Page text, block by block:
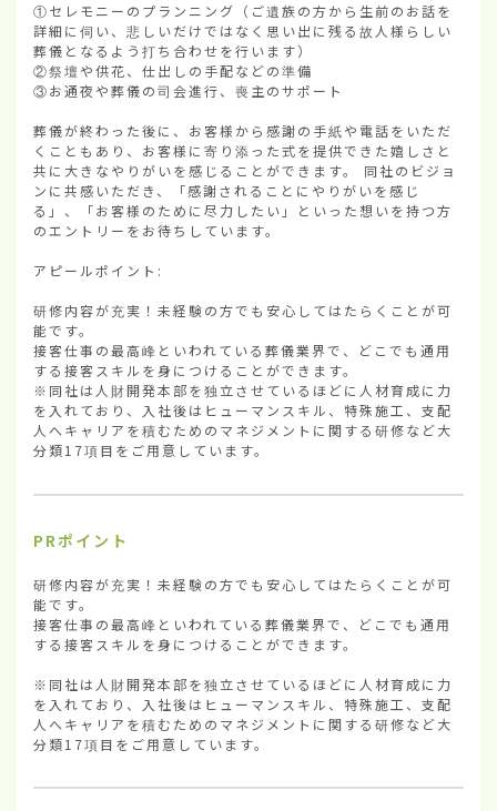
①セレモニーのプランニング（ご遺族の方から生前のお話を
詳細に伺い、悲しいだけではなく思い出に残る故人様らしい
葬儀となるよう打ち合わせを行います）
②祭壇や供花、仕出しの手配などの準備
③お通夜や葬儀の司会進行、喪主のサポート
葬儀が終わった後に、お客様から感謝の手紙や電話をいただ
くこともあり、お客様に寄り添った式を提供できた嬉しさと
共に大きなやりがいを感じることができます。 同社のビジョ
ンに共感いただき、「感謝されることにやりがいを感じ
る」、「お客様のために尽力したい」といった想いを持つ方
のエントリーをお待ちしています。
アピールポイント:
研修内容が充実！未経験の方でも安心してはたらくことが可
能です。
接客仕事の最高峰といわれている葬儀業界で、どこでも通用
する接客スキルを身につけることができます。
※同社は人財開発本部を独立させているほどに人材育成に力
を入れており、入社後はヒューマンスキル、特殊施工、支配
人へキャリアを積むためのマネジメントに関する研修など大
分類17項目をご用意しています。
PRポイント
研修内容が充実！未経験の方でも安心してはたらくことが可
能です。
接客仕事の最高峰といわれている葬儀業界で、どこでも通用
する接客スキルを身につけることができます。
※同社は人財開発本部を独立させているほどに人材育成に力
を入れており、入社後はヒューマンスキル、特殊施工、支配
人へキャリアを積むためのマネジメントに関する研修など大
分類17項目をご用意しています。